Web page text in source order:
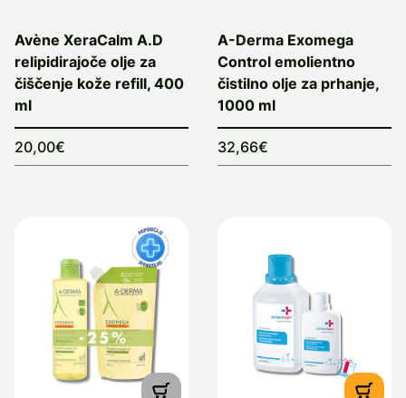
Avène XeraCalm A.D
relipidirajoče olje za
čiščenje kože refill, 400
ml
20,00€
A-Derma Exomega
Control emolientno
čistilno olje za prhanje,
1000 ml
32,66€